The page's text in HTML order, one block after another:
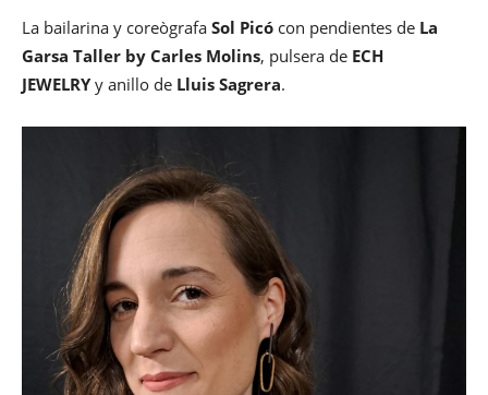
La bailarina y coreògrafa Sol Picó con pendientes de La
Garsa Taller by Carles Molins, pulsera de ECH
JEWELRYy anillo de Lluis Sagrera.